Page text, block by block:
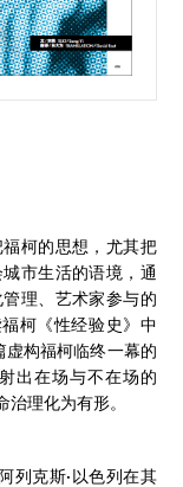
柯的思想，尤其把
市生活的语境，通
理、艺术家参与的
柯《性经验史》中
虚构福柯临终一幕的
出在场与不在场的
理化为有形。
列克斯·以色列在其